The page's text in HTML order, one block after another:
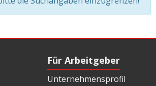
Für Arbeitgeber
Unternehmensprofil